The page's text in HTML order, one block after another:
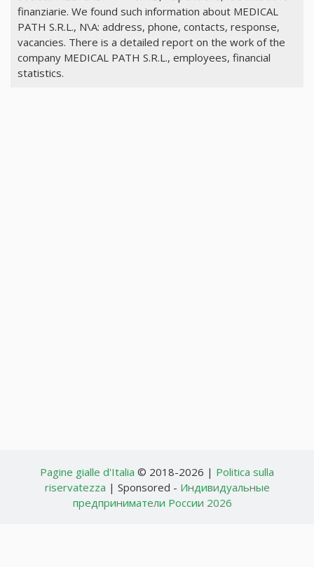
finanziarie. We found such information about MEDICAL
PATH S.R.L., N\A: address, phone, contacts, response,
vacancies. There is a detailed report on the work of the
company MEDICAL PATH S.R.L., employees, financial
statistics.
Pagine gialle d'Italia © 2018-2026 | Politica sulla
riservatezza | Sponsored - Индивидуальные
предприниматели России 2026